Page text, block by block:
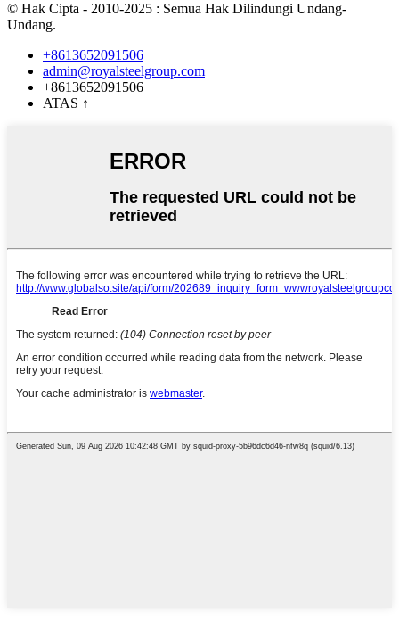
© Hak Cipta - 2010-2025 : Semua Hak Dilindungi Undang-
Undang.
+8613652091506
admin@royalsteelgroup.com
+8613652091506
ATAS ↑